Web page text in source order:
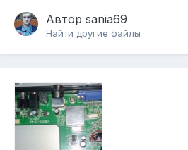
Автор sania69
Найти другие файлы